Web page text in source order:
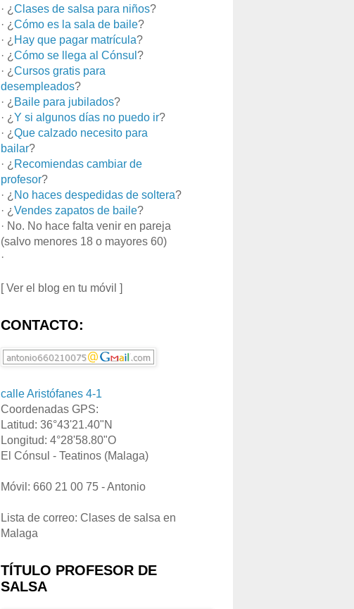
· ¿ Clases de salsa para niños?
· ¿ Cómo es la sala de baile?
· ¿ Hay que pagar matrícula?
· ¿ Cómo se llega al Cónsul ?
· ¿ Cursos gratis para
desempleados?
· ¿ Baile para jubilados?
· ¿ Y si algunos días no puedo ir?
· ¿ Que calzado necesito para
bailar?
· ¿ Recomiendas cambiar de
profesor?
· ¿ No haces despedidas de soltera?
· ¿ Vendes zapatos de baile?
· No. No hace falta venir en pareja
(salvo menores 18 o mayores 60)
·
[ Ver el blog en tu móvil ]
CONTACTO:
calle Aristófanes 4-1
Coordenadas GPS:
Latitud: 36°43'21.40"N
Longitud: 4°28'58.80"O
El Cónsul - Teatinos (Malaga)
Móvil: 660 21 00 75 - Antonio
Lista de correo: Clases de salsa en
Malaga
TÍTULO PROFESOR DE
SALSA